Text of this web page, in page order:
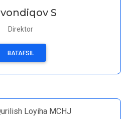
S
Direktor
BATAFSIL
Loyiha MCHJ